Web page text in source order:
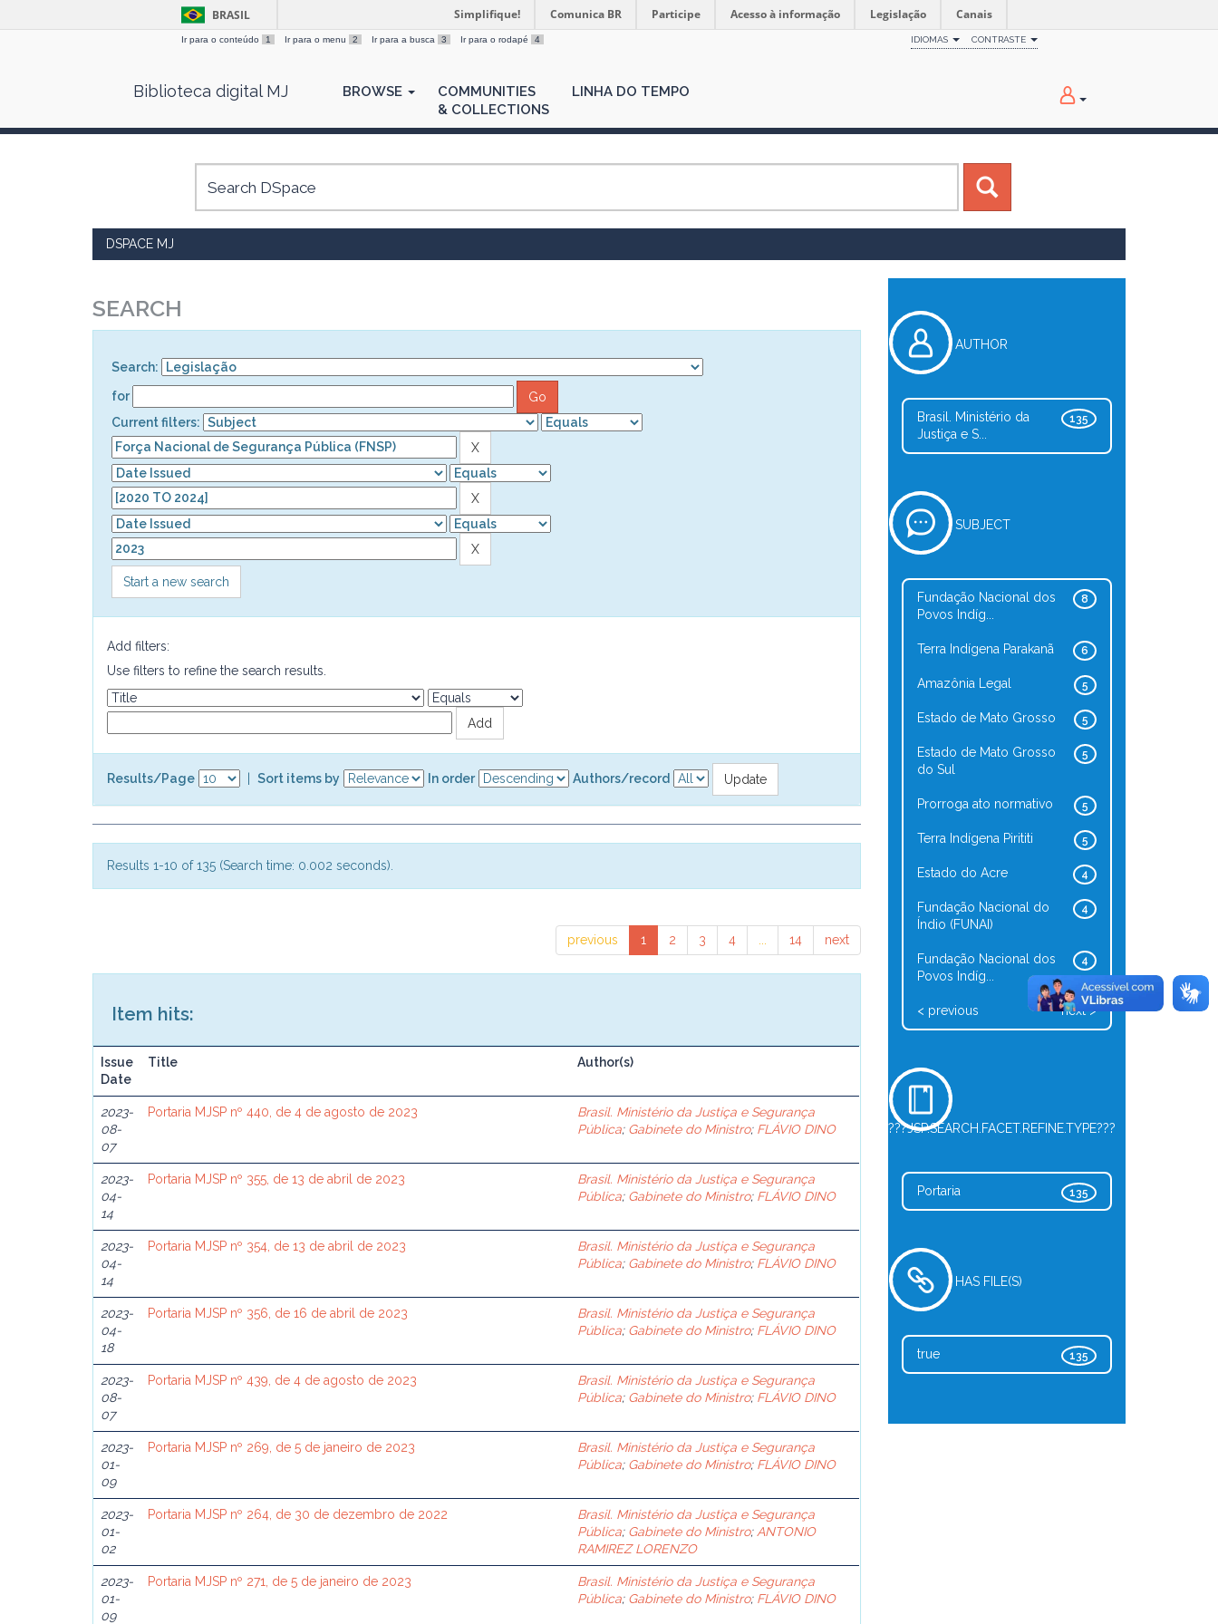
BRASIL Simplifique! Comunica BR Participe Acesso à informação Legislação Canais
Ir para o conteúdo 1 Ir para o menu 2 Ir para a busca 3 Ir para o rodapé 4 IDIOMAS CONTRASTE
Biblioteca digital MJ BROWSE
COMMUNITIES
& COLLECTIONS
LINHA DO TEMPO
DSPACE MJ
SEARCH
Search:
for
Current filters:
Start a new search
Add filters:
Use filters to refine the search results.
Results/Page Sort items by In order Authors/record
Results 1-10 of 135 (Search time: 0.002 seconds).
previous 1 2 3 4 14 next
Item hits:
Issue
Date
Title Author(s)
2023-
08-
07
Portaria MJSP nº 440, de 4 de agosto de 2023
Brasil. Ministério da Justiça e Segurança
Pública; Gabinete do Ministro; FLÁVIO DINO
2023-
04-
14
Portaria MJSP nº 355, de 13 de abril de 2023
Brasil. Ministério da Justiça e Segurança
Pública; Gabinete do Ministro; FLÁVIO DINO
2023-
04-
14
Portaria MJSP nº 354, de 13 de abril de 2023
Brasil. Ministério da Justiça e Segurança
Pública; Gabinete do Ministro; FLÁVIO DINO
2023-
04-
18
Portaria MJSP nº 356, de 16 de abril de 2023
Brasil. Ministério da Justiça e Segurança
Pública; Gabinete do Ministro; FLÁVIO DINO
2023-
08-
07
Portaria MJSP nº 439, de 4 de agosto de 2023
Brasil. Ministério da Justiça e Segurança
Pública; Gabinete do Ministro; FLÁVIO DINO
2023-
01-
09
Portaria MJSP nº 269, de 5 de janeiro de 2023
Brasil. Ministério da Justiça e Segurança
Pública; Gabinete do Ministro; FLÁVIO DINO
2023-
01-
02
Portaria MJSP nº 264, de 30 de dezembro de 2022
Brasil. Ministério da Justiça e Segurança
Pública; Gabinete do Ministro; ANTONIO
RAMIREZ LORENZO
2023-
01-
09
Portaria MJSP nº 271, de 5 de janeiro de 2023
Brasil. Ministério da Justiça e Segurança
Pública; Gabinete do Ministro; FLÁVIO DINO
AUTHOR
135
Brasil. Ministério da
Justiça e S...
SUBJECT
8
Fundação Nacional dos
Povos Indíg...
6
Terra Indígena Parakanã
5
Amazônia Legal
5
Estado de Mato Grosso
5
Estado de Mato Grosso
do Sul
5
Prorroga ato normativo
5
Terra Indígena Pirititi
4
Estado do Acre
4
Fundação Nacional do
Índio (FUNAI)
4
Fundação Nacional dos
Povos Indíg...
< previous next >
???JSP.SEARCH.FACET.REFINE.TYPE???
135
Portaria
HAS FILE(S)
135
true